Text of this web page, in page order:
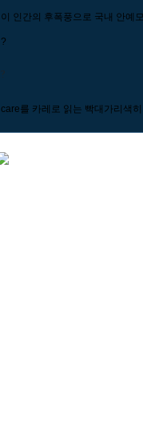
이 인간의 후폭풍으로 국내 안예
?
?
care를 카레로 읽는 빡대가리색